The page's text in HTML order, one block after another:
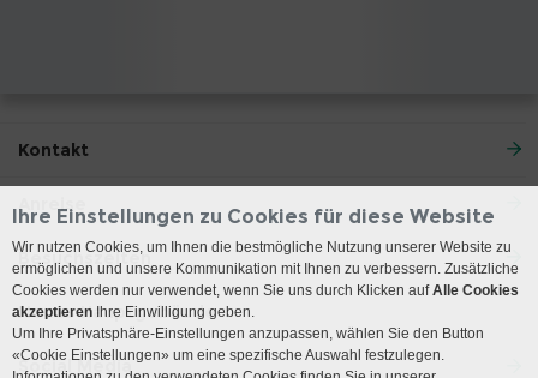
Kontakt
Anreise
Besuchszeiten
Neues Hauptgebäude
Social Media
Ihre Einstellungen zu Cookies für diese Website
Wir nutzen Cookies, um Ihnen die bestmögliche Nutzung unserer Website zu
ermöglichen und unsere Kommunikation mit Ihnen zu verbessern. Zusätzliche
Cookies werden nur verwendet, wenn Sie uns durch Klicken aufAlle Cookies
akzeptieren Ihre Einwilligung geben.
Um Ihre Privatsphäre-Einstellungen anzupassen, wählen Sie den Button
«Cookie Einstellungen» um eine spezifische Auswahl festzulegen.